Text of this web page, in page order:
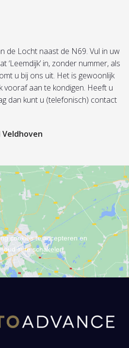
de Locht naast de N69. Vul in uw
‘Leemdijk’ in, zonder nummer, als
u bij ons uit. Het is gewoonlijk
vooraf aan te kondigen. Heeft u
dan kunt u (telefonisch) contact
Veldhoven
cookies te accepteren en
in te schakelen